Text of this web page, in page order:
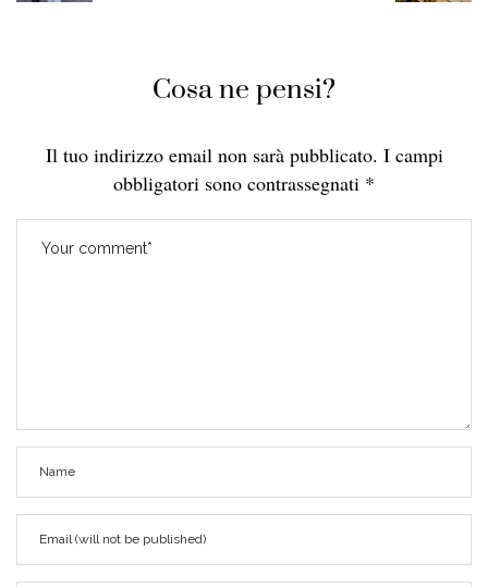
Cosa ne pensi?
Il tuo indirizzo email non sarà pubblicato. I campi
obbligatori sono contrassegnati *